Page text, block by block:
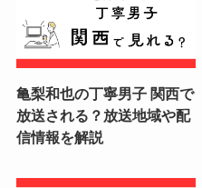
亀梨和也の丁寧男子 関西で
放送される？放送地域や配
信情報を解説